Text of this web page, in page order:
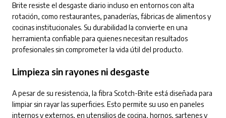
Brite resiste el desgaste diario incluso en entornos con alta
rotación, como restaurantes, panaderías, fábricas de alimentos y
cocinas institucionales. Su durabilidad la convierte en una
herramienta confiable para quienes necesitan resultados
profesionales sin comprometer la vida útil del producto.
Limpieza sin rayones ni desgaste
A pesar de su resistencia, la fibra Scotch-Brite está diseñada para
limpiar sin rayar las superficies. Esto permite su uso en paneles
internos y externos, en utensilios de cocina, hornos, sartenes y